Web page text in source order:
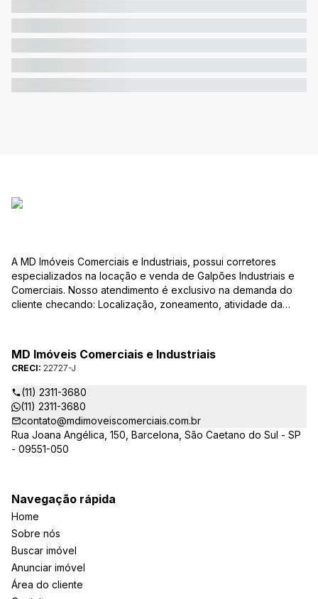
A MD Imóveis Comerciais e Industriais, possui corretores
especializados na locação e venda de Galpões Industriais e
Comerciais. Nosso atendimento é exclusivo na demanda do
cliente checando: Localização, zoneamento, atividade da
atender de verdade a sua necessidade!
MD Imóveis Comerciais e Industriais
CRECI: 22727-J
(11) 2311-3680
(11) 2311-3680
contato@mdimoveiscomerciais.com.br
Rua Joana Angélica, 150, Barcelona, São Caetano do Sul - SP
- 09551-050
Navegação rápida
Home
Sobre nós
Buscar imóvel
Anunciar imóvel
Área do cliente